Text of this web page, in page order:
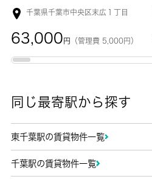
千葉県千葉市中央区末広１丁目
63,000 円 （管理費 5,000円）
同じ最寄駅から探す
東千葉駅の賃貸物件一覧
千葉駅の賃貸物件一覧